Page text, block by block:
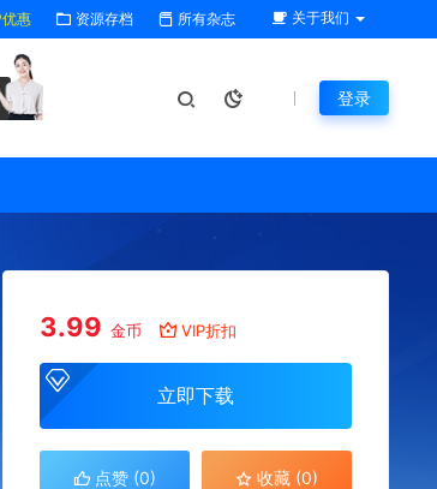
惠 资源存档 所有杂志 关于我们
登录
3.99 金币 VIP折扣
立即下载
点赞 (0) 收藏 (0)